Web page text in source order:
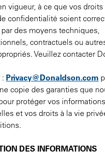
vigueur, à ce que vos droits
confidentialité soient
des moyens techniques,
contractuels ou
Veuillez contacter
Privacy@Donaldson.com
copie des garanties que
protéger vos informations
et vos droits à la vie
DES INFORMATIONS